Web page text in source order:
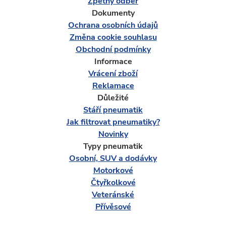
Dokumenty
Ochrana osobních údajů
Změna cookie souhlasu
Obchodní podmínky
Informace
Vrácení zboží
Reklamace
Důležité
Stáří pneumatik
Jak filtrovat pneumatiky?
Novinky
Typy pneumatik
Osobní, SUV a dodávky
Motorkové
Čtyřkolkové
Veteránské
Přívěsové